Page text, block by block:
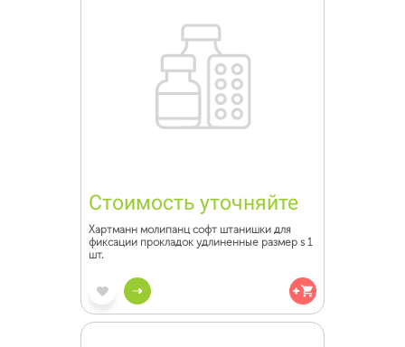
Стоимость уточняйте
Хартманн молипанц софт штанишки для
фиксации прокладок удлиненные размер s 1
шт.